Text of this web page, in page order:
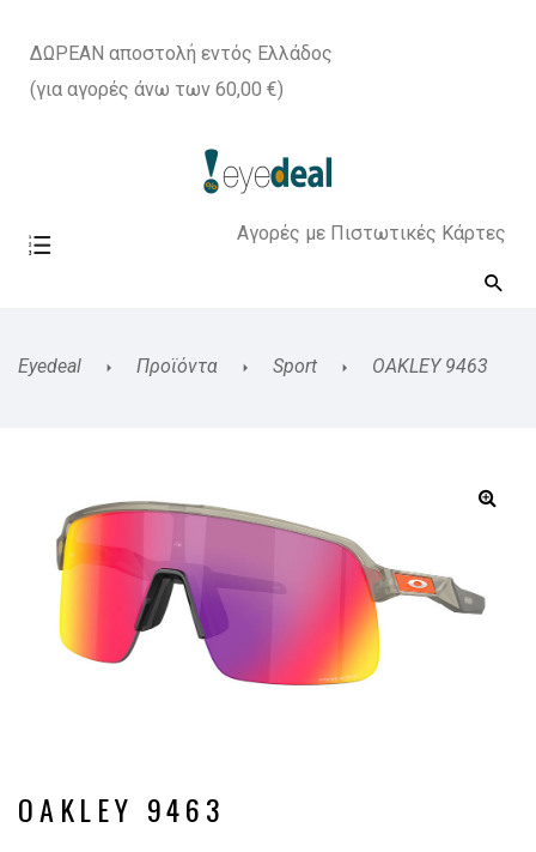
ΔΩΡΕΑΝ αποστολή εντός Ελλάδος
(για αγορές άνω των 60,00 €)
Αγορές με Πιστωτικές Κάρτες
Eyedeal Προϊόντα Sport OAKLEY 9463
OAKLEY 9463